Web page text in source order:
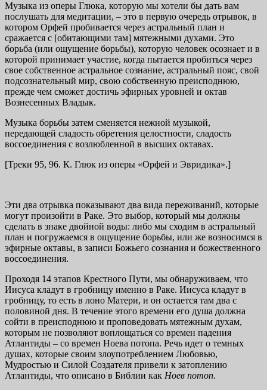
Музыка из оперы Глюка, которую мы хотели бы дать вам
послушать для медитации, – это в первую очередь отрывок, в
котором Орфей пробивается через астральный план и
сражается с [обитающими там] мятежными духами. Это
борьба (или ощущение борьбы), которую человек осознает и в
которой принимает участие, когда пытается пробиться через
свое собственное астральное сознание, астральный пояс, свой
подсознательный мир, свою собственную преисподнюю,
прежде чем сможет достичь эфирных уровней и октав
Вознесенных Владык.
Музыка борьбы затем сменяется нежной музыкой,
передающей сладость обретения целостности, сладость
воссоединения с возлюбленной в высших октавах.
[Треки 95, 96. К. Глюк из оперы «Орфей и Эвридика».]
Эти два отрывка показывают два вида переживаний, которые
могут произойти в Раке. Это выбор, который мы должны
сделать в знаке двойной воды: либо мы сходим в астральный
план и погружаемся в ощущение борьбы, или же возносимся в
эфирные октавы, в записи Божьего сознания и божественного
воссоединения.
Проходя 14 этапов Крестного Пути, мы обнаруживаем, что
Иисуса кладут в гробницу именно в Раке. Иисуса кладут в
гробницу, то есть в лоно Матери, и он остается там два с
половиной дня. В течение этого времени его душа должна
сойти в преисподнюю и проповедовать мятежным духам,
которым не позволяют воплощаться со времен падения
Атлантиды – со времен Ноева потопа. Речь идет о темных
душах, которые своим злоупотреблением Любовью,
Мудростью и Силой Создателя привели к затоплению
Атлантиды, что описано в Библии как Ноев потоп.